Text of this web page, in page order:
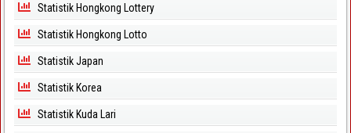
Statistik Hongkong Lottery
Statistik Hongkong Lotto
Statistik Japan
Statistik Korea
Statistik Kuda Lari